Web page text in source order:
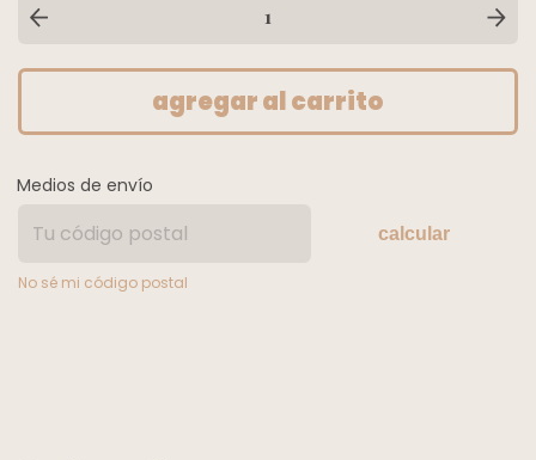
Medios de envío
calcular
No sé mi código postal